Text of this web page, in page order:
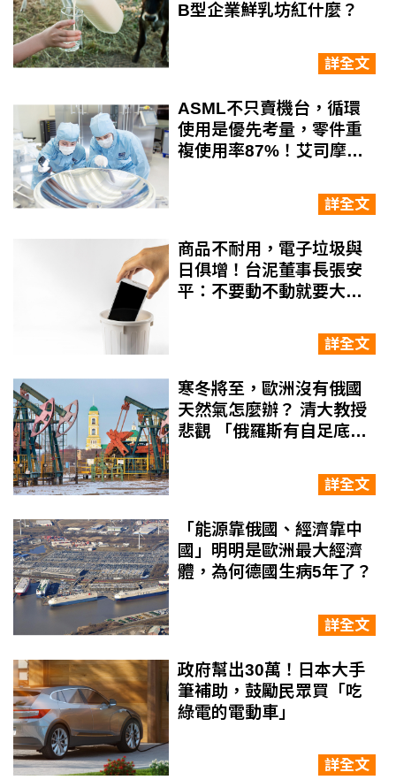
B型企業鮮乳坊紅什麼？
詳全文
ASML不只賣機台，循環
使用是優先考量，零件重
複使用率87%！艾司摩爾
詳全文
商品不耐用，電子垃圾與
日俱增！台泥董事長張安
平：不要動不動就要大家
詳全文
寒冬將至，歐洲沒有俄國
天然氣怎麼辦？ 清大教授
悲觀 「俄羅斯有自足底
詳全文
「能源靠俄國、經濟靠中
國」明明是歐洲最大經濟
體，為何德國生病5年了？
詳全文
政府幫出30萬！日本大手
筆補助，鼓勵民眾買「吃
綠電的電動車」
詳全文